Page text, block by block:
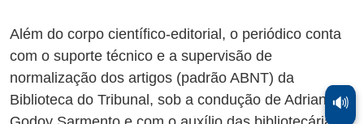
Além do corpo científico-editorial, o periódico conta
com o suporte técnico e a supervisão de
normalização dos artigos (padrão ABNT) da
Biblioteca do Tribunal, sob a condução de Adriana🔊